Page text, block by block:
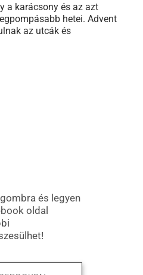
a karácsony és az azt
hetei. Advent
az utcák és
és legyen
oldal